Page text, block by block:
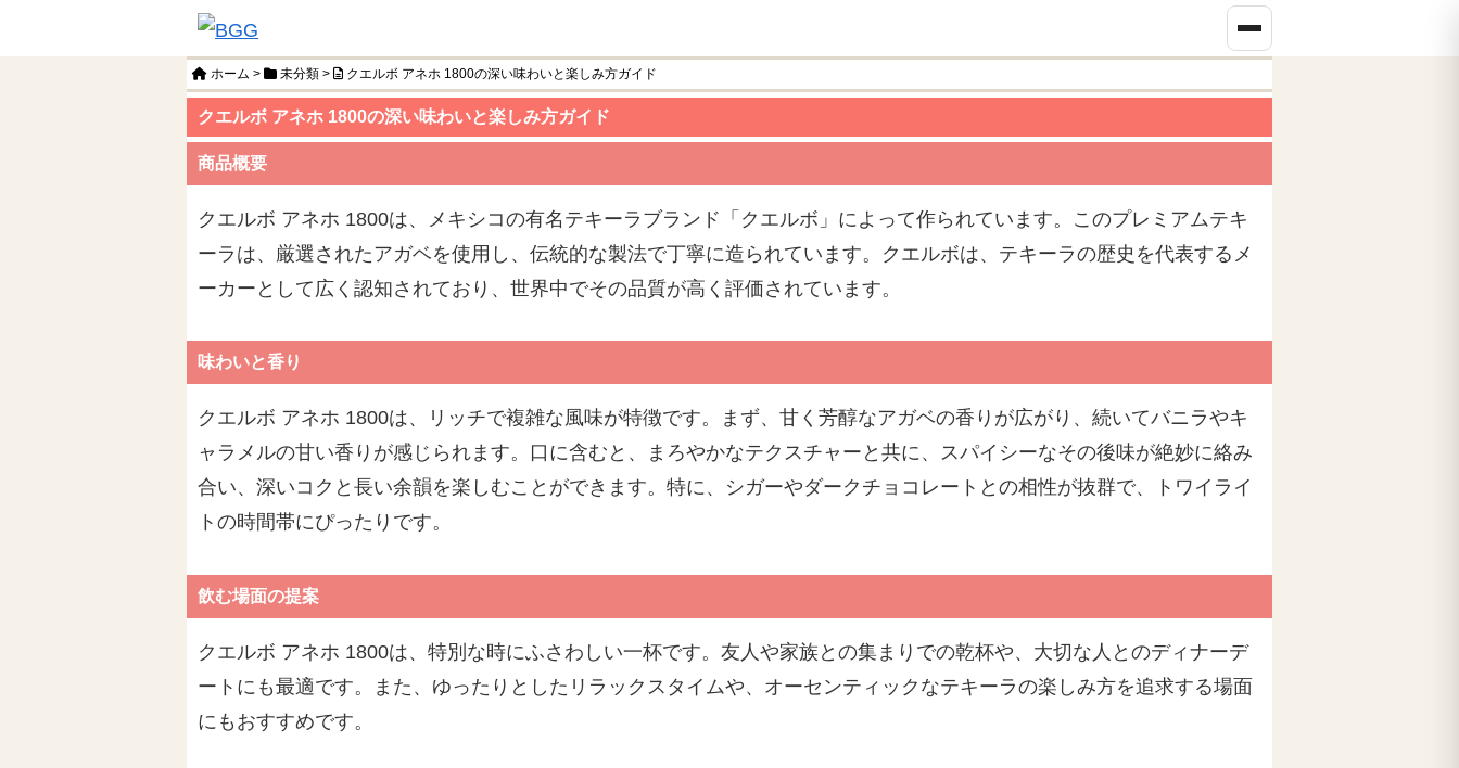
ホーム > 未分類 > クエルボ アネホ 1800の深い味わいと楽しみ方ガイド
クエルボ アネホ 1800の深い味わいと楽しみ方ガイド
商品概要
クエルボ アネホ 1800は、メキシコの有名テキーラブランド「クエルボ」によって作られています。このプレミアムテキ
ーラは、厳選されたアガベを使用し、伝統的な製法で丁寧に造られています。クエルボは、テキーラの歴史を代表するメ
ーカーとして広く認知されており、世界中でその品質が高く評価されています。
味わいと香り
クエルボ アネホ 1800は、リッチで複雑な風味が特徴です。まず、甘く芳醇なアガベの香りが広がり、続いてバニラやキ
ャラメルの甘い香りが感じられます。口に含むと、まろやかなテクスチャーと共に、スパイシーなその後味が絶妙に絡み
合い、深いコクと長い余韻を楽しむことができます。特に、シガーやダークチョコレートとの相性が抜群で、トワイライ
トの時間帯にぴったりです。
飲む場面の提案
クエルボ アネホ 1800は、特別な時にふさわしい一杯です。友人や家族との集まりでの乾杯や、大切な人とのディナーデ
ートにも最適です。また、ゆったりとしたリラックスタイムや、オーセンティックなテキーラの楽しみ方を追求する場面
にもおすすめです。